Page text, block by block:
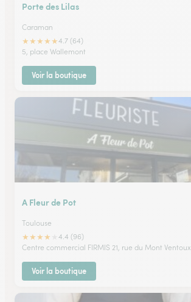
Porte des Lilas
Caraman
★★★★★4.7 (64)
5, place Wallemont
Voir la boutique
A Fleur de Pot
Toulouse
★★★★
4.4 (96)
Centre commercial FIRMIS 21, rue du Mont Ventoux
Voir la boutique